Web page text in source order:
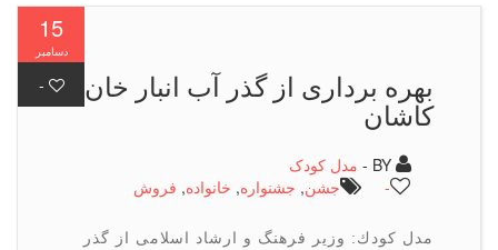
-
بهره برداری از گذر آب انبار خان
كاشان
مدل کودک
جشن,جشنواره ,خانواده, فروش
مدل كودك: وزیر فرهنگ و ارشاد اسلامی از گذر